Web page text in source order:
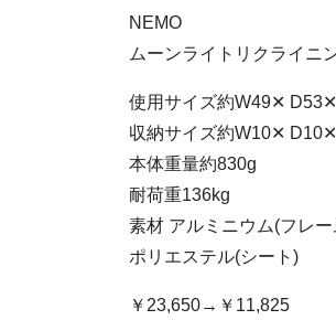
NEMO
ムーンライトリクライニ
使用サイズ約W49✕
収納サイズ約W10✕
本体重量約830g
耐荷重136kg
素材 アルミニウム(フレー
ポリエステル(シート)
￥23,650→￥11,825